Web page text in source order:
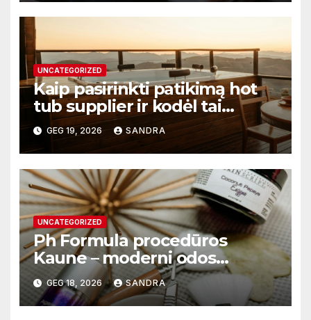
UNCATEGORIZED
Kaip pasirinkti patikimą hot
tub supplier ir kodėl tai
svarbu?
GEG 19, 2026 SANDRA
UNCATEGORIZED
Ph Formula procedūros
Kaune – moderni odos
atnaujinimo sistema
GEG 18, 2026 SANDRA